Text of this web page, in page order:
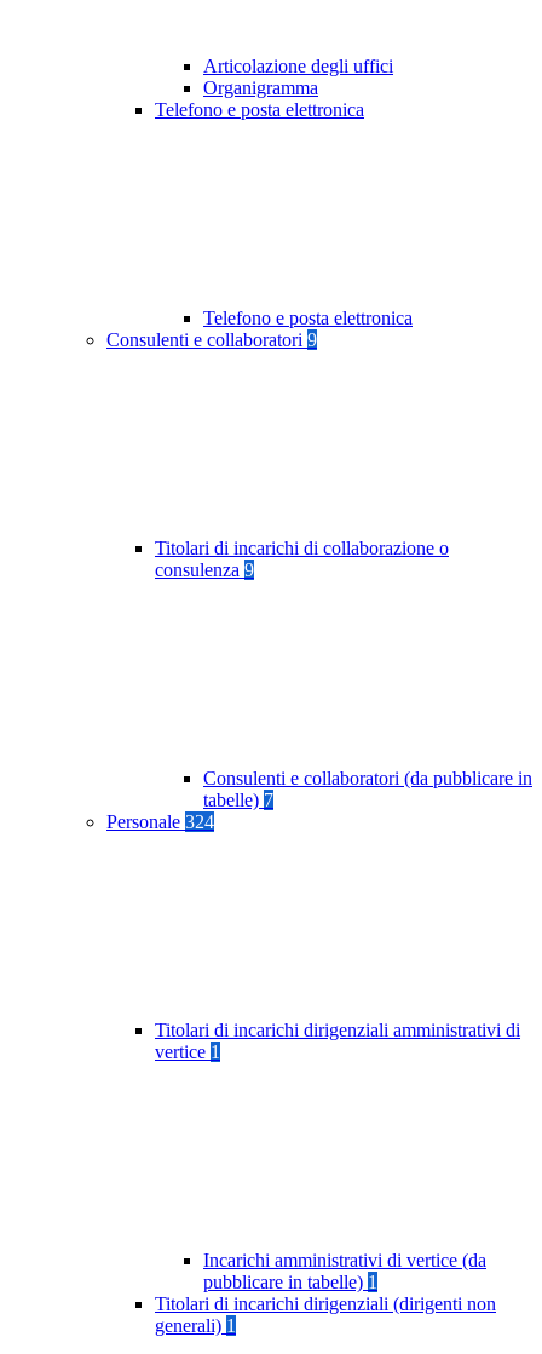
Articolazione degli uffici
Organigramma
Telefono e posta elettronica
Telefono e posta elettronica
Consulenti e collaboratori 9
Titolari di incarichi di collaborazione o
consulenza 9
Consulenti e collaboratori (da pubblicare in
tabelle) 7
Personale 324
Titolari di incarichi dirigenziali amministrativi di
vertice 1
Incarichi amministrativi di vertice (da
pubblicare in tabelle) 1
Titolari di incarichi dirigenziali (dirigenti non
generali) 1